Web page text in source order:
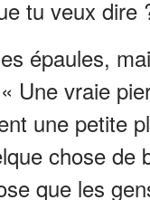
tu veux dire
épaules,
Une vraie
une petite
chose de
que les